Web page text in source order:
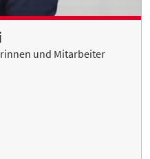
und Mitarbeiter